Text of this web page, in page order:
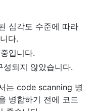
심각도 수준에 따라
다.
입니다.
되지 않았습니다.
는 code scanning 병
병합하기 전에 코드